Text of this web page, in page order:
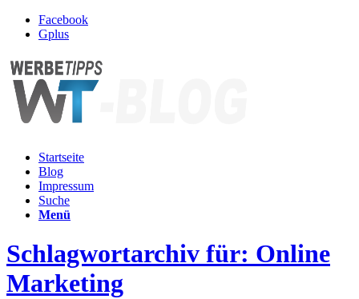
Facebook
Gplus
Startseite
Blog
Impressum
Suche
Menü
Schlagwortarchiv für: Online
Marketing